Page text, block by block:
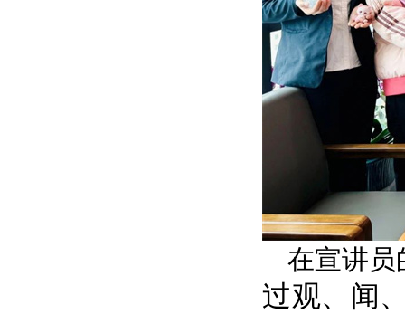
在宣讲员
过观、闻